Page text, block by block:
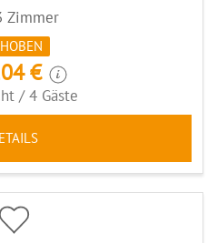
Zimmer
€
/ 4 Gäste
CODE: MZ050